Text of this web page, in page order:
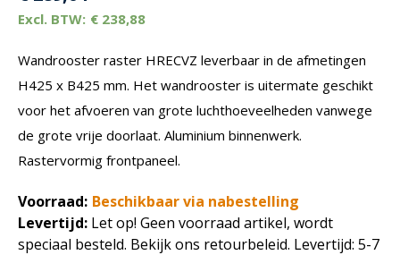
€ 238,88
Wandrooster raster HRECVZ leverbaar in de afmetingen
H425 x B425 mm. Het wandrooster is uitermate geschikt
voor het afvoeren van grote luchthoeveelheden vanwege
de grote vrije doorlaat. Aluminium binnenwerk.
Rastervormig frontpaneel.
Voorraad: Beschikbaar via nabestelling
Levertijd: Let op! Geen voorraad artikel, wordt
speciaal besteld. Bekijk ons retourbeleid. Levertijd: 5-7